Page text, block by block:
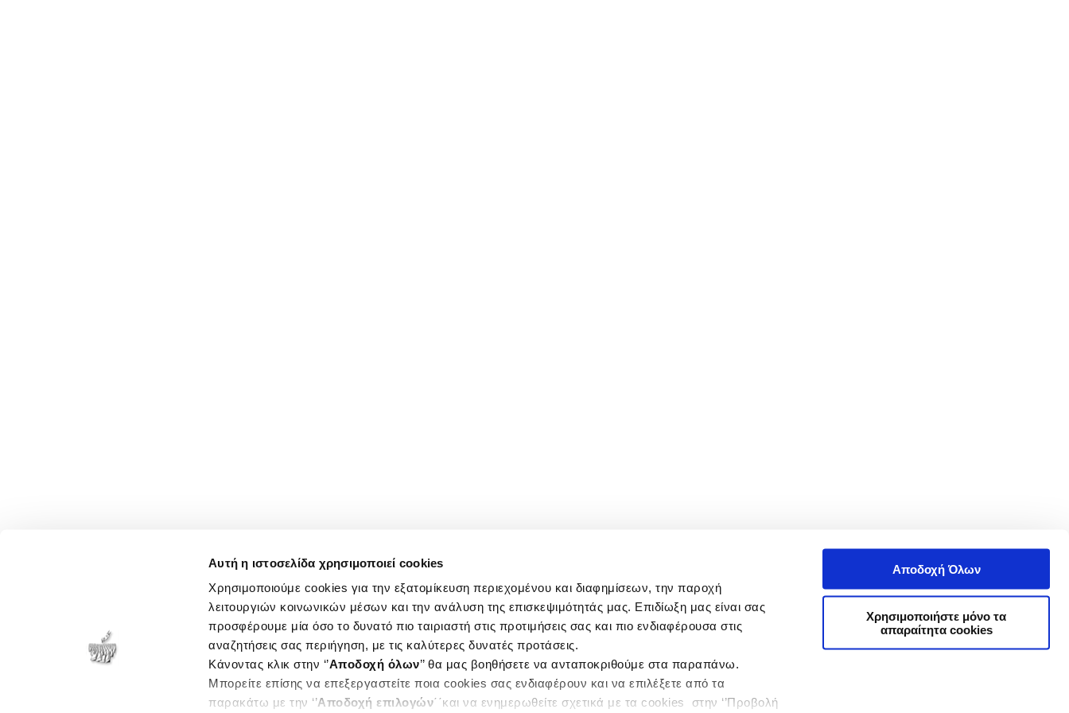
Αυτή η ιστοσελίδα χρησιμοποιεί cookies
Χρησιμοποιούμε cookies για την εξατομίκευση περιεχομένου και διαφημίσεων, την παροχή
λειτουργιών κοινωνικών μέσων και την ανάλυση της επισκεψιμότητάς μας. Επιδίωξη μας είναι σας
προσφέρουμε μία όσο το δυνατό πιο ταιριαστή στις προτιμήσεις σας και πιο ενδιαφέρουσα στις
αναζητήσεις σας περιήγηση, με τις καλύτερες δυνατές προτάσεις.
Κάνοντας κλικ στην ‘’Αποδοχή όλων’’ θα μας βοηθήσετε να ανταποκριθούμε στα παραπάνω.
Μπορείτε επίσης να επεξεργαστείτε ποια cookies σας ενδιαφέρουν και να επιλέξετε από τα
παρακάτω με την ‘’Αποδοχή επιλογών΄΄και να ενημερωθείτε σχετικά με τα cookies στην ‘’Προβολή
Αποδοχή Όλων
Χρησιμοποιήστε μόνο τα
απαραίτητα cookies